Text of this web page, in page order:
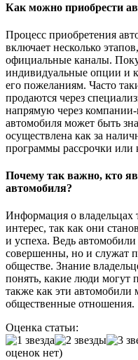
Как можно приобрести
Процесс приобретения
включает несколько
официальные каналы.
индивидуальные опции и
его пожеланиям. Часто
продаются через
напрямую через
автомобиля может быть
осуществлена как за
программы рассрочки или
Почему так важно, кто
автомобиля?
Информация о владельцах
интерес, так как они
и успеха. Ведь автомобили
совершенны, но и служат
обществе. Знание
понять, какие люди могут
также как эти автомобили
общественные отношения.
Оценка статьи:
оценок нет)